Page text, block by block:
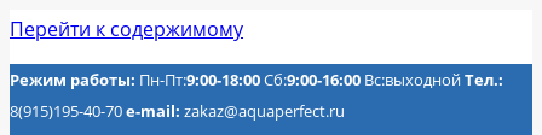
Перейти к содержимому
Режим работы: Пн-Пт:9:00-18:00Сб:9:00-16:00 Вс:выходнойТел.:
8(915)195-40-70e-mail: zakaz@aquaperfect.ru